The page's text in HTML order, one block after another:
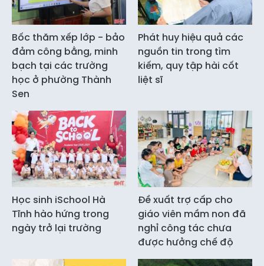
Bốc thăm xếp lớp - bảo
đảm công bằng, minh
bạch tại các trường
học ở phường Thành
Sen
Phát huy hiệu quả các
nguồn tin trong tìm
kiếm, quy tập hài cốt
liệt sĩ
Học sinh iSchool Hà
Tĩnh hào hứng trong
ngày trở lại trường
Đề xuất trợ cấp cho
giáo viên mầm non đã
nghỉ công tác chưa
được hưởng chế độ